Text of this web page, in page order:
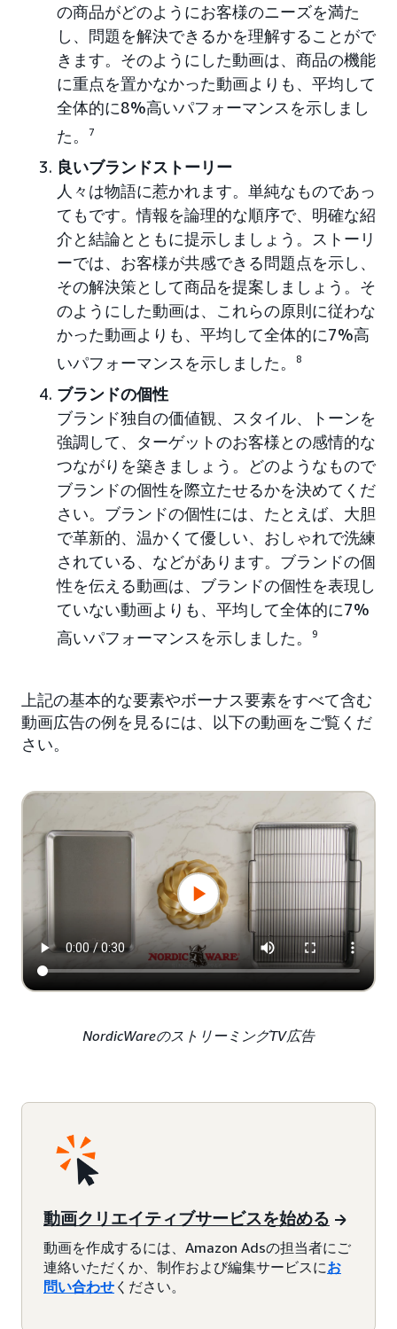
の商品がどのようにお客様のニーズを満た
し、問題を解決できるかを理解することがで
きます。そのようにした動画は、商品の機能
に重点を置かなかった動画よりも、平均して
全体的に8%高いパフォーマンスを示しまし
た。
7
良いブランドストーリー
人々は物語に惹かれます。単純なものであっ
てもです。情報を論理的な順序で、明確な紹
介と結論とともに提示しましょう。ストーリ
ーでは、お客様が共感できる問題点を示し、
その解決策として商品を提案しましょう。そ
のようにした動画は、これらの原則に従わな
かった動画よりも、平均して全体的に7%高
いパフォーマンスを示しました。
8
ブランドの個性
ブランド独自の価値観、スタイル、トーンを
強調して、ターゲットのお客様との感情的な
つながりを築きましょう。どのようなもので
ブランドの個性を際立たせるかを決めてくだ
さい。ブランドの個性には、たとえば、大胆
で革新的、温かくて優しい、おしゃれで洗練
されている、などがあります。ブランドの個
性を伝える動画は、ブランドの個性を表現し
ていない動画よりも、平均して全体的に7%
高いパフォーマンスを示しました。
9
上記の基本的な要素やボーナス要素をすべて含む
動画広告の例を見るには、以下の動画をご覧くだ
さい。
NordicWareのストリーミングTV広告
動画クリエイティブサービスを始める
動画を作成するには、Amazon Adsの担当者にご
連絡いただくか、制作および編集サービスにお
問い合わせ ください。